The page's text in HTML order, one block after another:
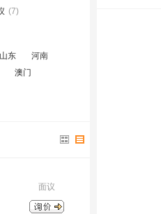
(7)
山东
河南
澳门
面议